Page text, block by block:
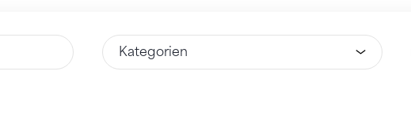
Wähle Option